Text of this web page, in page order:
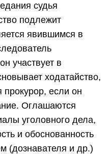
судья
подлежит
явившимся в
участвует в
ходатайство,
прокурор, если он
Оглашаются
уголовного дела,
и обоснованность
(дознавателя и др.)